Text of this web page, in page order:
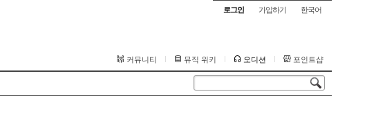
로그인 가입하기 한국어
커뮤니티 뮤직 위키 오디션 포인트샵